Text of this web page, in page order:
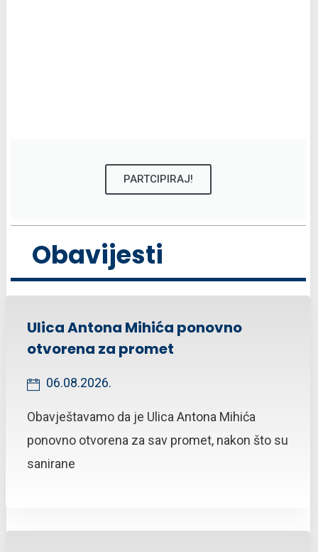
PARTCIPIRAJ!
Obavijesti
Ulica Antona Mihića ponovno
otvorena za promet
06.08.2026.
Obavještavamo da je Ulica Antona Mihića
ponovno otvorena za sav promet, nakon što su
sanirane